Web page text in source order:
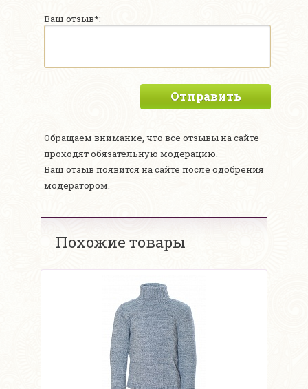
Ваш отзыв*:
Отправить
Обращаем внимание, что все отзывы на сайте
проходят обязательную модерацию.
Ваш отзыв появится на сайте после одобрения
модератором.
Похожие товары